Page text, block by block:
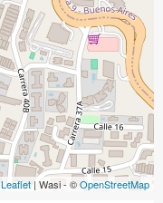
Leaflet| Wasi - ©OpenStreetMap